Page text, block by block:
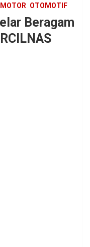
OTOMOTIF
Beragam